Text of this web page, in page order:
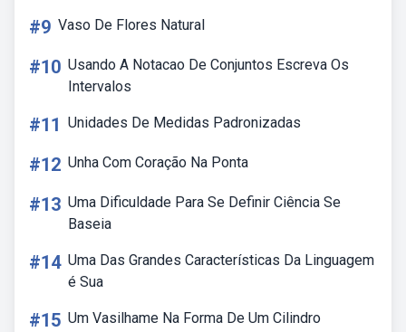
#9 Vaso De Flores Natural
#10 Usando A Notacao De Conjuntos Escreva Os
Intervalos
#11 Unidades De Medidas Padronizadas
#12 Unha Com Coração Na Ponta
#13 Uma Dificuldade Para Se Definir Ciência Se
Baseia
#14 Uma Das Grandes Características Da Linguagem
é Sua
#15 Um Vasilhame Na Forma De Um Cilindro